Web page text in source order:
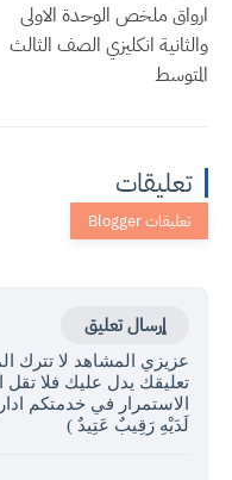
ارواق ملخص الوحدة الاولى
والثانية انكليزي الصف الثالث
المتوسط
تعليقات
إرسال تعليق
عزيزي المشاهد لا تترك
تعليقك يدل عليك فلا تقل
الاستمرار في خدمتكم
لَدَيْهِ رَقِيبٌ عَتِيدٌ )